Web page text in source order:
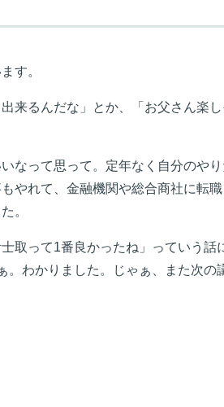
す。
来るんだな」とか、「お父さん楽
なって思って。定年なく自分のや
やれて、金融機関や総合商社に転
。
取って1番良かったね」っていう話
わかりました。じゃぁ、また次の